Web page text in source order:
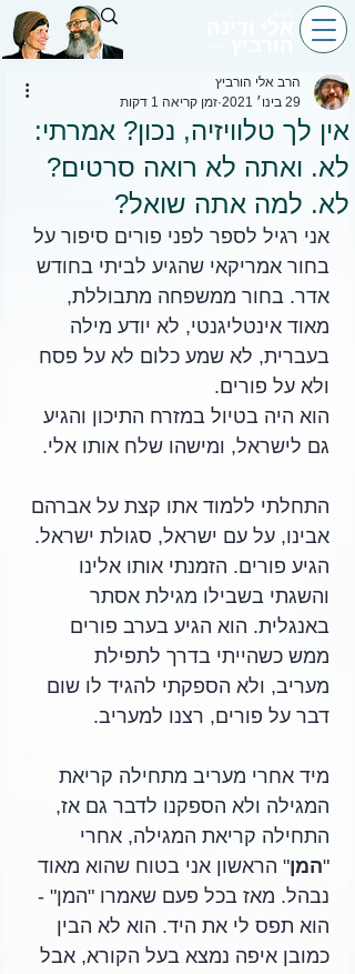
אין לך טלוויזיה, נכון? אמרתי:
לא. ואתה לא רואה סרטים?
לא. למה אתה שואל?
הרב אלי הורביץ
29 בינו׳ 2021
זמן קריאה 1 דקות
אני רגיל לספר לפני פורים סיפור על
בחור אמריקאי שהגיע לביתי בחודש
אדר. בחור ממשפחה מתבוללת,
מאוד אינטליגנטי, לא יודע מילה
בעברית, לא שמע כלום לא על פסח
ולא על פורים.
הוא היה בטיול במזרח התיכון והגיע
גם לישראל, ומישהו שלח אותו אלי.
התחלתי ללמוד אתו קצת על אברהם
אבינו, על עם ישראל, סגולת ישראל.
הגיע פורים. הזמנתי אותו אלינו
והשגתי בשבילו מגילת אסתר
באנגלית. הוא הגיע בערב פורים
ממש כשהייתי בדרך לתפילת
מעריב, ולא הספקתי להגיד לו שום
דבר על פורים, רצנו למעריב.
מיד אחרי מעריב מתחילה קריאת
המגילה ולא הספקנו לדבר גם אז,
התחילה קריאת המגילה, אחרי
"המן" הראשון אני בטוח שהוא מאוד
נבהל. מאז בכל פעם שאמרו "המן" -
הוא תפס לי את היד. הוא לא הבין
כמובן איפה נמצא בעל הקורא, אבל